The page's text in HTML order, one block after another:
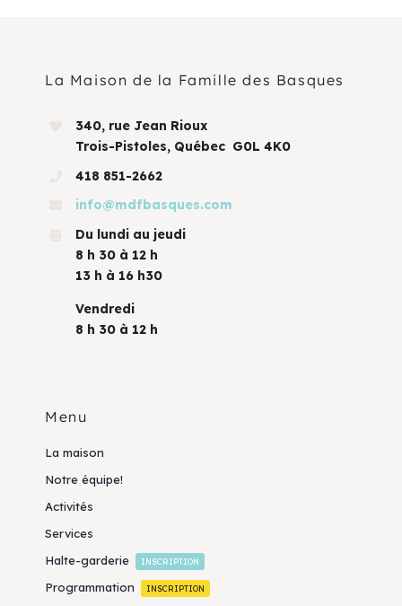
La Maison de la Famille des Basques
340, rue Jean Rioux
Trois-Pistoles, Québec G0L 4K0
418 851-2662
info@mdfbasques.com
Du lundi au jeudi
8 h 30 à 12 h
13 h à 16 h30
Vendredi
8 h 30 à 12 h
Menu
La maison
Notre équipe!
Activités
Services
Halte-garderie
INSCRIPTION
Programmation INSCRIPTION